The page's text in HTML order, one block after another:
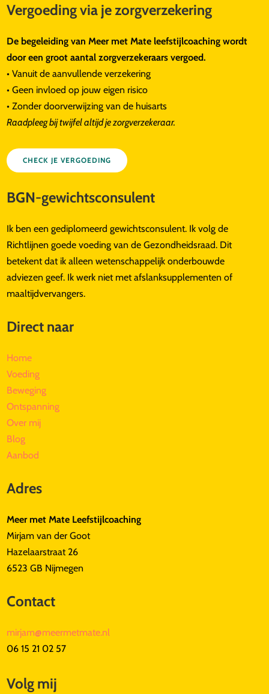
Adres
Meer met Mate Leefstijlcoaching
Mirjam van der Goot
Hazelaarstraat 26
6523 GB Nijmegen
Contact
mirjam@meermetmate.nl
06 15 21 02 57
Volg mij
Direct naar
Home
Voeding
Beweging
Ontspanning
Over mij
Blog
Aanbod
Vergoeding via je zorgverzekering
De begeleiding van Meer met Mate leefstijlcoaching wordt
door een groot aantal zorgverzekeraars vergoed.
• Vanuit de aanvullende verzekering
• Geen invloed op jouw eigen risico
• Zonder doorverwijzing van de huisarts
Raadpleeg bij twijfel altijd je zorgverzekeraar.
CHECK JE VERGOEDING
BGN-gewichtsconsulent
Ik ben een gediplomeerd gewichtsconsulent. Ik volg de
Richtlijnen goede voeding van de Gezondheidsraad. Dit
betekent dat ik alleen wetenschappelijk onderbouwde
adviezen geef. Ik werk niet met afslanksupplementen of
maaltijdvervangers.